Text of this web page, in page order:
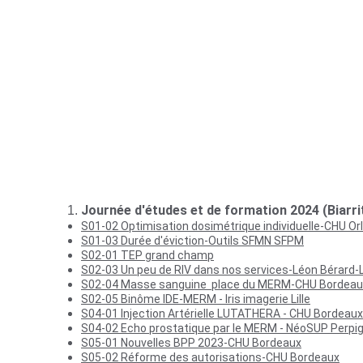
Journée d'études et de formation 2024
S01-02 Optimisation dosimétrique individuelle-CHU
S01-03 Durée d'éviction-Outils SFMN SFPM
S02-01 TEP grand champ
S02-03 Un peu de RIV dans nos services-Léon Bérard-
S02-04 Masse sanguine  place du MERM-CHU
S02-05 Binôme IDE-MERM - Iris imagerie Lille
S04-01 Injection Artérielle LUTATHERA - CHU Bordeaux
S04-02 Echo prostatique par le MERM - NéoSUP
S05-01 Nouvelles BPP 2023-CHU Bordeaux
S05-02 Réforme des autorisations-CHU Bordeaux